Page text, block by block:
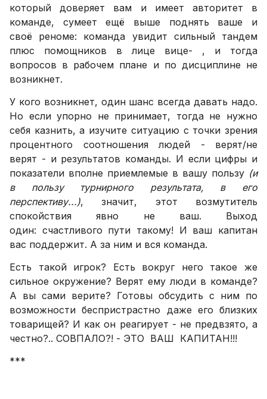
который доверяет вам и имеет авторитет в
команде, сумеет ещё выше поднять ваше и
своё реноме: команда увидит сильный тандем
плюс помощников в лице вице- , и тогда
вопросов в рабочем плане и по дисциплине не
возникнет.
У кого возникнет, один шанс всегда давать надо.
Но если упорно не принимает, тогда не нужно
себя казнить, а изучите ситуацию с точки зрения
процентного соотношения людей - верят/не
верят - и результатов команды. И если цифры и
показатели вполне приемлемые в вашу пользу (и
в пользу турнирного результата, в его
перспективу...), значит, этот возмутитель
спокойствия явно не ваш. Выход
один: счастливого пути такому! И ваш капитан
вас поддержит. А за ним и вся команда.
Есть такой игрок? Есть вокруг него такое же
сильное окружение? Верят ему люди в команде?
А вы сами верите? Готовы обсудить с ним по
возможности беспристрастно даже его близких
товарищей? И как он реагирует - не предвзято, а
честно?.. СОВПАЛО?! - ЭТО ВАШ КАПИТАН!!!
***